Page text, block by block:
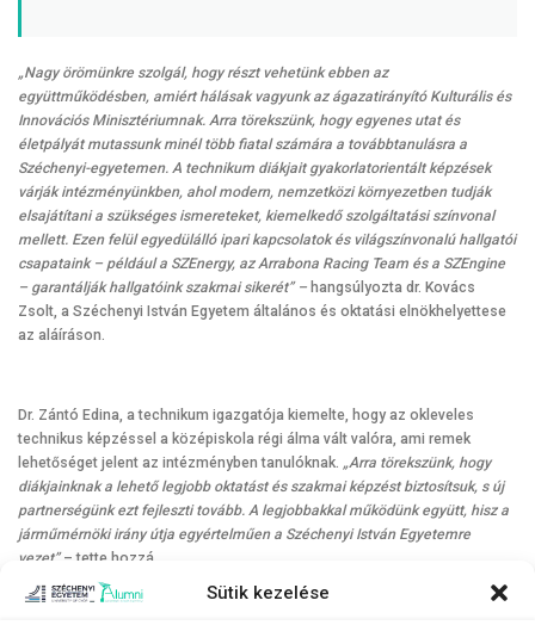
Sütik kezelése
„Nagy örömünkre szolgál, hogy részt vehetünk ebben az
együttműködésben, amiért hálásak vagyunk az ágazatirányító Kulturális és
Innovációs Minisztériumnak. Arra törekszünk, hogy egyenes utat és
életpályát mutassunk minél több fiatal számára a továbbtanulásra a
Széchenyi-egyetemen. A technikum diákjait gyakorlatorientált képzések
várják intézményünkben, ahol modern, nemzetközi környezetben tudják
elsajátítani a szükséges ismereteket, kiemelkedő szolgáltatási színvonal
mellett. Ezen felül egyedülálló ipari kapcsolatok és világszínvonalú hallgatói
csapataink – például a SZEnergy, az Arrabona Racing Team és a SZEngine
– garantálják hallgatóink szakmai sikerét” – hangsúlyozta dr. Kovács
Zsolt, a Széchenyi István Egyetem általános és oktatási elnökhelyettese
az aláíráson.
Dr. Zántó Edina, a technikum igazgatója kiemelte, hogy az okleveles
technikus képzéssel a középiskola régi álma vált valóra, ami remek
lehetőséget jelent az intézményben tanulóknak. „Arra törekszünk, hogy
diákjainknak a lehető legjobb oktatást és szakmai képzést biztosítsuk, s új
partnerségünk ezt fejleszti tovább. A legjobbakkal működünk együtt, hisz a
járműmérnöki irány útja egyértelműen a Széchenyi István Egyetemre
vezet”– tette hozzá.